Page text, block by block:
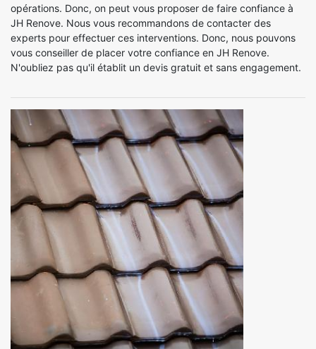
opérations. Donc, on peut vous proposer de faire confiance à
JH Renove. Nous vous recommandons de contacter des
experts pour effectuer ces interventions. Donc, nous pouvons
vous conseiller de placer votre confiance en JH Renove.
N'oubliez pas qu'il établit un devis gratuit et sans engagement.